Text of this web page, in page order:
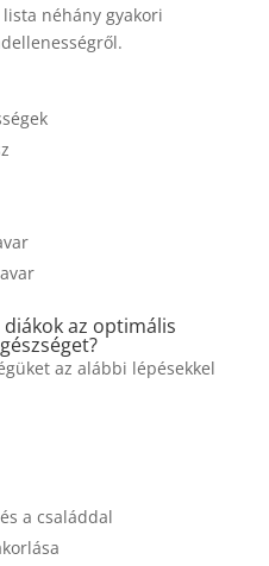
néhány gyakori
az optimális
az alábbi lépésekkel
a családdal